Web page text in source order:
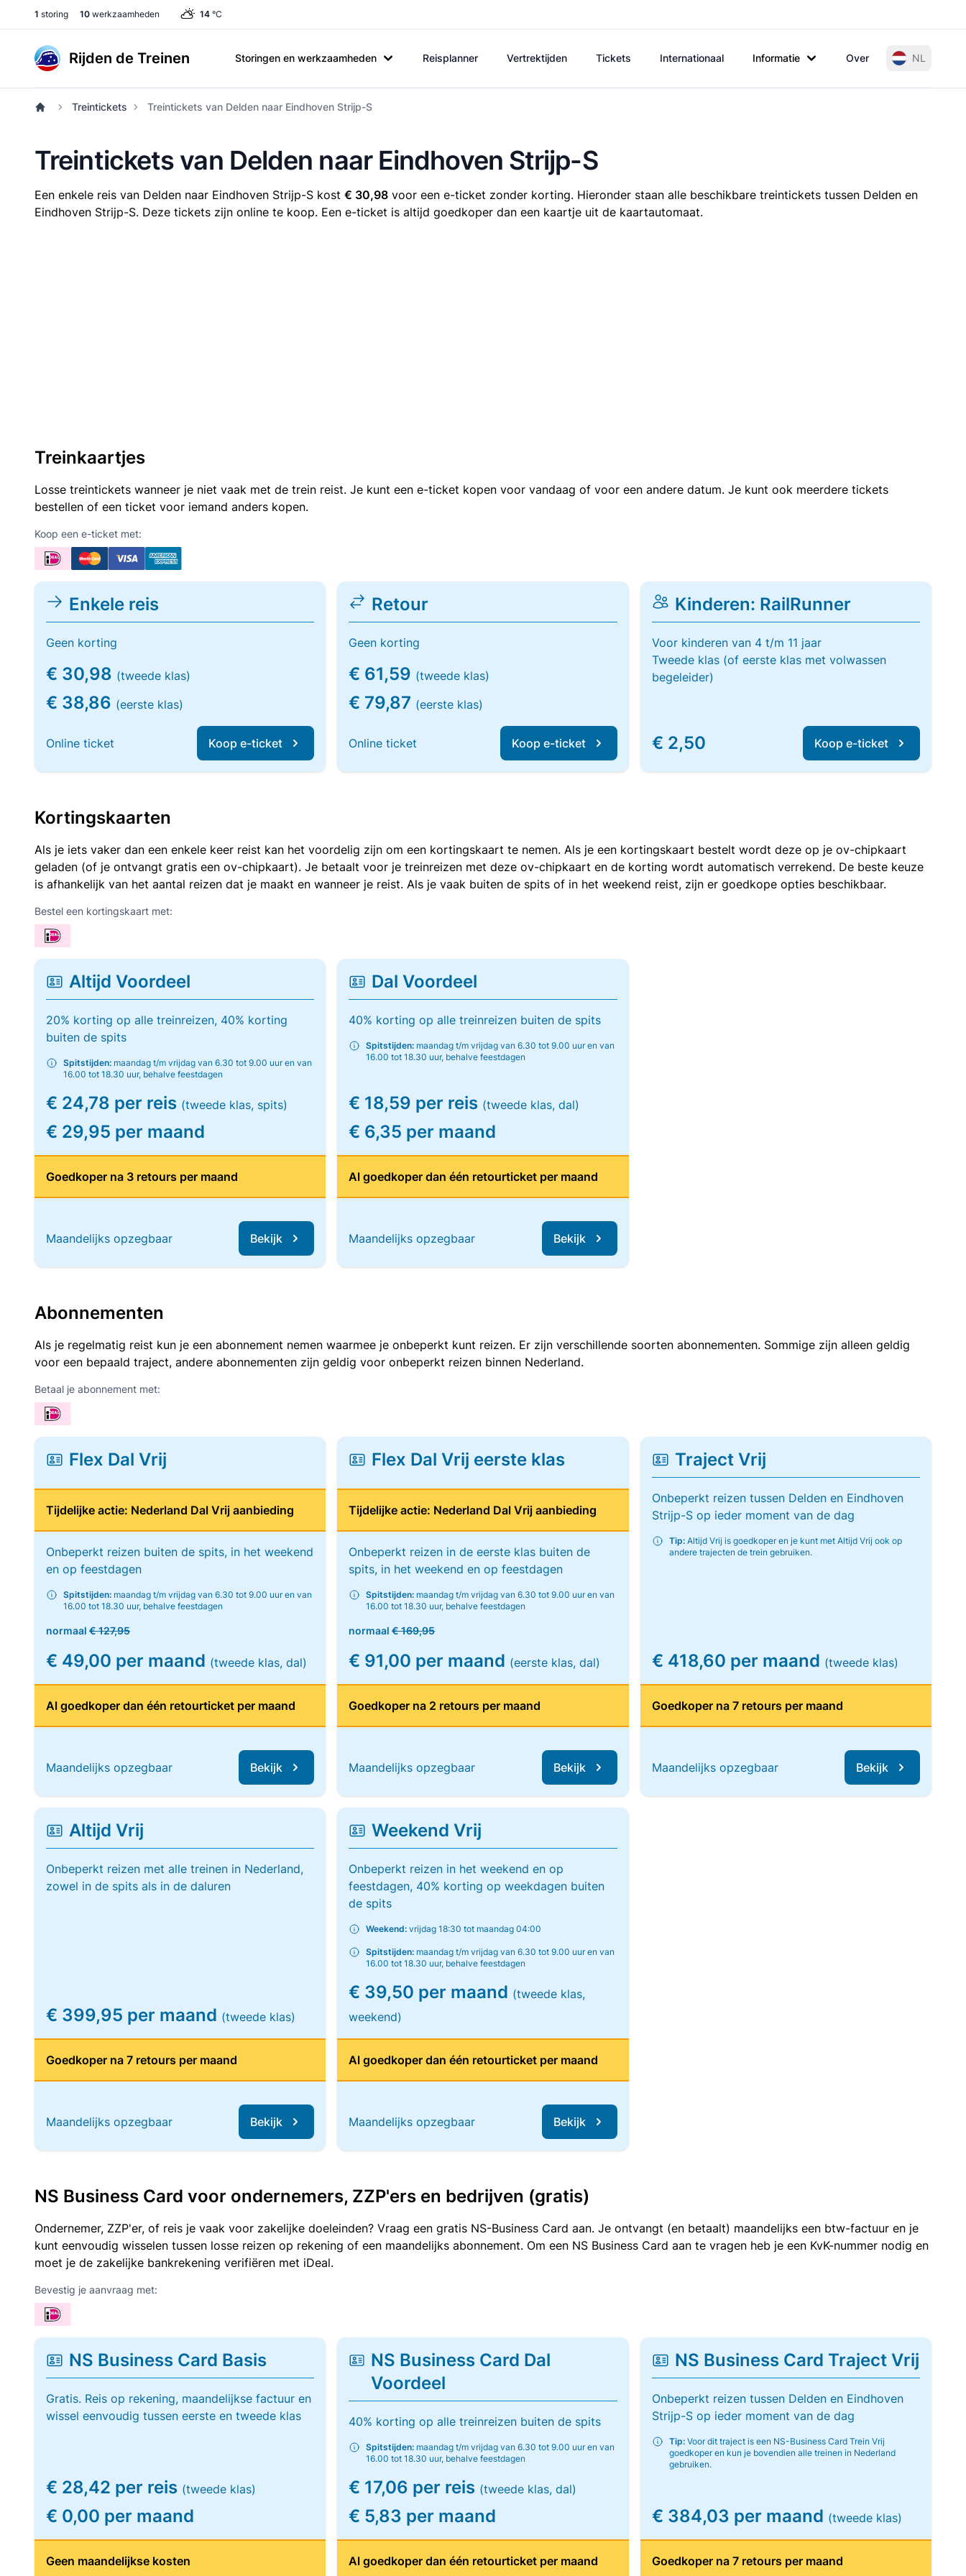
1 storing 10 werkzaamheden 14 °C
Rijden de Treinen Storingen en werkzaamheden Reisplanner Vertrektijden Tickets Internationaal Informatie Over NL
Treintickets Treintickets van Delden naar Eindhoven Strijp-S
Treintickets van Delden naar Eindhoven Strijp-S
Een enkele reis van Delden naar Eindhoven Strijp-S kost € 30,98 voor een e-ticket zonder korting. Hieronder staan alle beschikbare treintickets tussen Delden en
Eindhoven Strijp-S. Deze tickets zijn online te koop. Een e-ticket is altijd goedkoper dan een kaartje uit de kaartautomaat.
Treinkaartjes
Losse treintickets wanneer je niet vaak met de trein reist. Je kunt een e-ticket kopen voor vandaag of voor een andere datum. Je kunt ook meerdere tickets
bestellen of een ticket voor iemand anders kopen.
Koop een e-ticket met:
Enkele reis
Geen korting
€ 30,98 (tweede klas)
€ 38,86 (eerste klas)
Online ticket Koop e-ticket
Retour
Geen korting
€ 61,59 (tweede klas)
€ 79,87 (eerste klas)
Online ticket Koop e-ticket
Kinderen: RailRunner
Voor kinderen van 4 t/m 11 jaar
Tweede klas (of eerste klas met volwassen
begeleider)
€ 2,50 Koop e-ticket
Kortingskaarten
Als je iets vaker dan een enkele keer reist kan het voordelig zijn om een kortingskaart te nemen. Als je een kortingskaart bestelt wordt deze op je ov-chipkaart
geladen (of je ontvangt gratis een ov-chipkaart). Je betaalt voor je treinreizen met deze ov-chipkaart en de korting wordt automatisch verrekend. De beste keuze
is afhankelijk van het aantal reizen dat je maakt en wanneer je reist. Als je vaak buiten de spits of in het weekend reist, zijn er goedkope opties beschikbaar.
Bestel een kortingskaart met:
Altijd Voordeel
20% korting op alle treinreizen, 40% korting
buiten de spits
Spitstijden: maandag t/m vrijdag van 6.30 tot 9.00 uur en van
16.00 tot 18.30 uur, behalve feestdagen
€ 24,78 per reis (tweede klas, spits)
€ 29,95 per maand
Goedkoper na 3 retours per maand
Maandelijks opzegbaar Bekijk
Dal Voordeel
40% korting op alle treinreizen buiten de spits
Spitstijden: maandag t/m vrijdag van 6.30 tot 9.00 uur en van
16.00 tot 18.30 uur, behalve feestdagen
€ 18,59 per reis (tweede klas, dal)
€ 6,35 per maand
Al goedkoper dan één retourticket per maand
Maandelijks opzegbaar Bekijk
Abonnementen
Als je regelmatig reist kun je een abonnement nemen waarmee je onbeperkt kunt reizen. Er zijn verschillende soorten abonnementen. Sommige zijn alleen geldig
voor een bepaald traject, andere abonnementen zijn geldig voor onbeperkt reizen binnen Nederland.
Betaal je abonnement met:
Flex Dal Vrij
Tijdelijke actie: Nederland Dal Vrij aanbieding
Onbeperkt reizen buiten de spits, in het weekend
en op feestdagen
Spitstijden: maandag t/m vrijdag van 6.30 tot 9.00 uur en van
16.00 tot 18.30 uur, behalve feestdagen
normaal € 127,95
€ 49,00 per maand (tweede klas, dal)
Al goedkoper dan één retourticket per maand
Maandelijks opzegbaar Bekijk
Flex Dal Vrij eerste klas
Tijdelijke actie: Nederland Dal Vrij aanbieding
Onbeperkt reizen in de eerste klas buiten de
spits, in het weekend en op feestdagen
Spitstijden: maandag t/m vrijdag van 6.30 tot 9.00 uur en van
16.00 tot 18.30 uur, behalve feestdagen
normaal€ 169,95
€ 91,00 per maand (eerste klas, dal)
Goedkoper na 2 retours per maand
Maandelijks opzegbaar Bekijk
Traject Vrij
Onbeperkt reizen tussen Delden en Eindhoven
Strijp-S op ieder moment van de dag
Tip:Altijd Vrij is goedkoper en je kunt met Altijd Vrij ook op
andere trajecten de trein gebruiken.
€ 418,60 per maand (tweede klas)
Goedkoper na 7 retours per maand
Maandelijks opzegbaar Bekijk
Altijd Vrij
Onbeperkt reizen met alle treinen in Nederland,
zowel in de spits als in de daluren
€ 399,95 per maand (tweede klas)
Goedkoper na 7 retours per maand
Maandelijks opzegbaar Bekijk
Weekend Vrij
Onbeperkt reizen in het weekend en op
feestdagen, 40% korting op weekdagen buiten
de spits
Weekend: vrijdag 18:30 tot maandag 04:00
Spitstijden: maandag t/m vrijdag van 6.30 tot 9.00 uur en van
16.00 tot 18.30 uur, behalve feestdagen
€ 39,50 per maand (tweede klas,
weekend)
Al goedkoper dan één retourticket per maand
Maandelijks opzegbaar Bekijk
NS Business Card voor ondernemers, ZZP'ers en bedrijven (gratis)
Ondernemer, ZZP'er, of reis je vaak voor zakelijke doeleinden? Vraag een gratis NS-Business Card aan. Je ontvangt (en betaalt) maandelijks een btw-factuur en je
kunt eenvoudig wisselen tussen losse reizen op rekening of een maandelijks abonnement. Om een NS Business Card aan te vragen heb je een KvK-nummer nodig en
moet je de zakelijke bankrekening verifiëren met iDeal.
Bevestig je aanvraag met:
NS Business Card Basis
Gratis. Reis op rekening, maandelijkse factuur en
wissel eenvoudig tussen eerste en tweede klas
€ 28,42 per reis (tweede klas)
€ 0,00 per maand
Geen maandelijkse kosten
NS Business Card Dal
Voordeel
40% korting op alle treinreizen buiten de spits
Spitstijden: maandag t/m vrijdag van 6.30 tot 9.00 uur en van
16.00 tot 18.30 uur, behalve feestdagen
€ 17,06 per reis (tweede klas, dal)
€ 5,83 per maand
Al goedkoper dan één retourticket per maand
NS Business Card Traject Vrij
Onbeperkt reizen tussen Delden en Eindhoven
Strijp-S op ieder moment van de dag
Tip:Voor dit traject is een NS-Business Card Trein Vrij
goedkoper en kun je bovendien alle treinen in Nederland
gebruiken.
€ 384,03 per maand (tweede klas)
Goedkoper na 7 retours per maand